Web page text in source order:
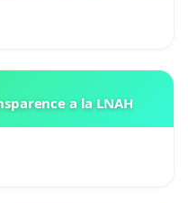
a la LNAH